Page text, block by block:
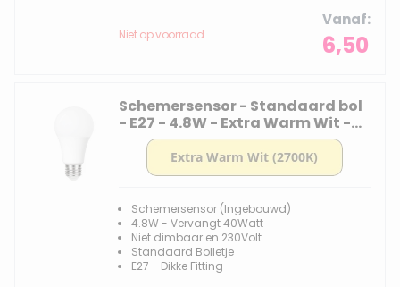
Niet op voorraad
Vanaf
6,50
Schemersensor - Standaard bol
- E27 - 4.8W - Extra Warm Wit -
2700K - Opaal
Schemersensor (Ingebouwd)
4.8W - Vervangt 40Watt
Niet dimbaar en 230Volt
Standaard Bolletje
E27 - Dikke Fitting